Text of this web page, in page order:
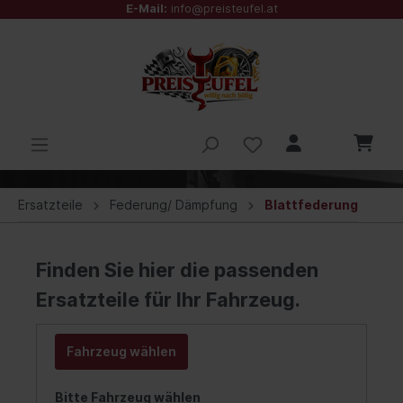
E-Mail: info@preisteufel.at
Ersatzteile Federung/ Dämpfung Blattfederung
Finden Sie hier die passenden
Ersatzteile für Ihr Fahrzeug.
Fahrzeug wählen
Bitte Fahrzeug wählen